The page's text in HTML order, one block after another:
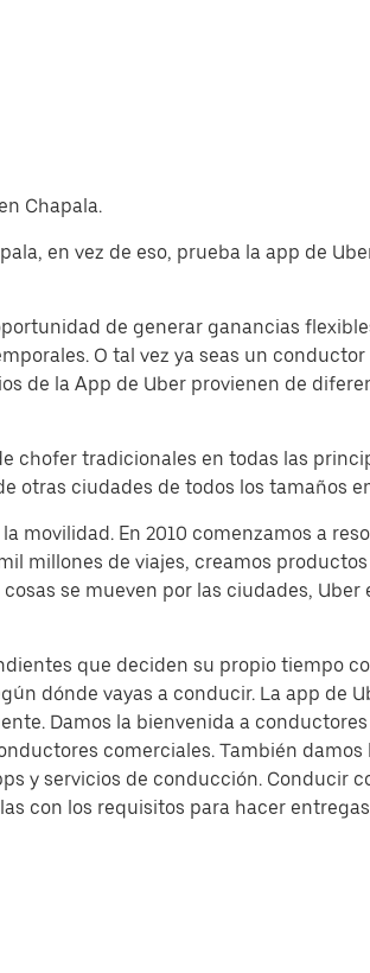
Chapala.
en vez de eso, prueba la app de
de generar ganancias
O tal vez ya seas un
de la App de Uber provienen de
chofer tradicionales en todas las
otras ciudades de todos los tamaños
movilidad. En 2010 comenzamos a
millones de viajes, creamos
se mueven por las ciudades,
que deciden su propio tiempo
dónde vayas a conducir. La app de
Damos la bienvenida a
comerciales. También
y servicios de conducción. Conducir
con los requisitos para hacer